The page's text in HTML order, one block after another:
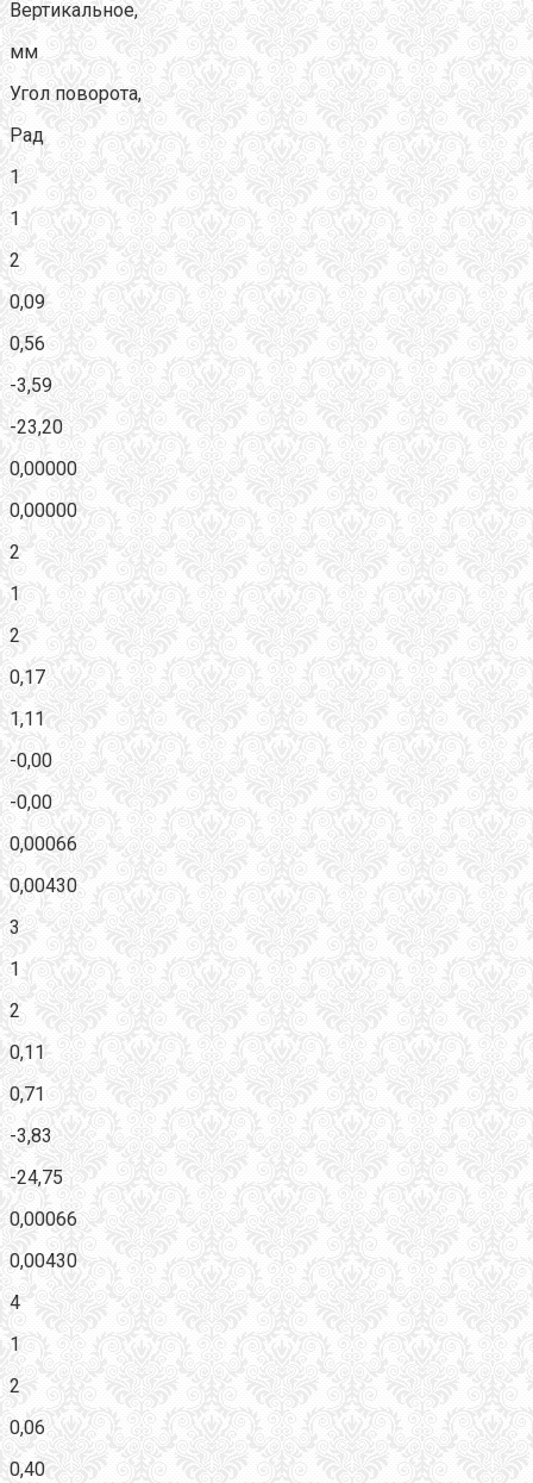
Вертикальное,
мм
Угол поворота,
Рад
1
1
2
0,09
0,56
-3,59
-23,20
0,00000
0,00000
2
1
2
0,17
1,11
-0,00
-0,00
0,00066
0,00430
3
1
2
0,11
0,71
-3,83
-24,75
0,00066
0,00430
4
1
2
0,06
0,40